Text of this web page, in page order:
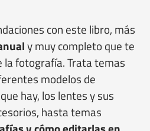
con este libro, más
y muy completo que te
la fotografía. Trata temas
modelos de
hay, los lentes y sus
hasta temas